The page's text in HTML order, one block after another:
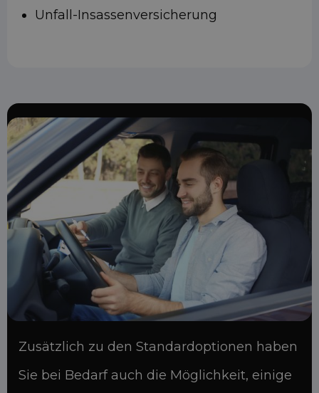
Unfall-Insassenversicherung
Zusätzlich zu den Standardoptionen haben
Sie bei Bedarf auch die Möglichkeit, einige